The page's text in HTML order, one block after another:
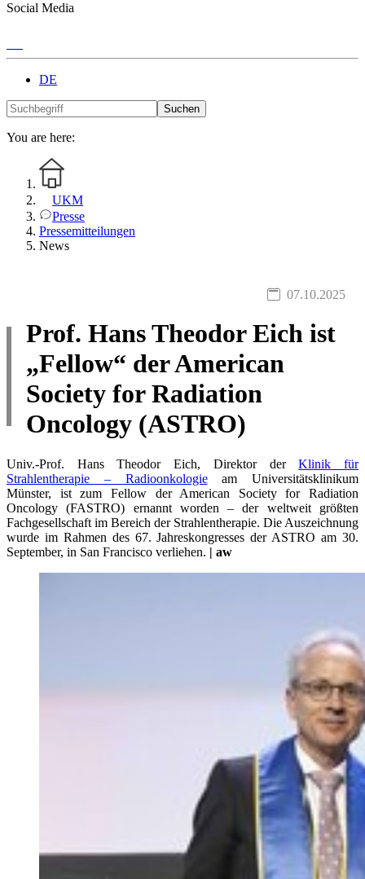
Social Media
DE
Suchen
You are here:
UKM
Presse
Pressemitteilungen
News
07.10.2025
Prof. Hans Theodor Eich ist
„Fellow“ der American
Society for Radiation
Oncology (ASTRO)
Univ.-Prof. Hans Theodor Eich, Direktor derKlinik für
Strahlentherapie – Radioonkologieam Universitätsklinikum
Münster, ist zum Fellow der American Society for Radiation
Oncology (FASTRO) ernannt worden – der weltweit größten
Fachgesellschaft im Bereich der Strahlentherapie. Die Auszeichnung
wurde im Rahmen des 67. Jahreskongresses der ASTRO am 30.
September, in San Francisco verliehen. | aw